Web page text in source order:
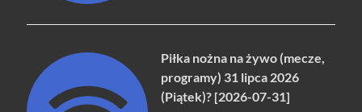
Piłka nożna na żywo (mecze,
programy) 31 lipca 2026
(Piątek)? [2026-07-31]